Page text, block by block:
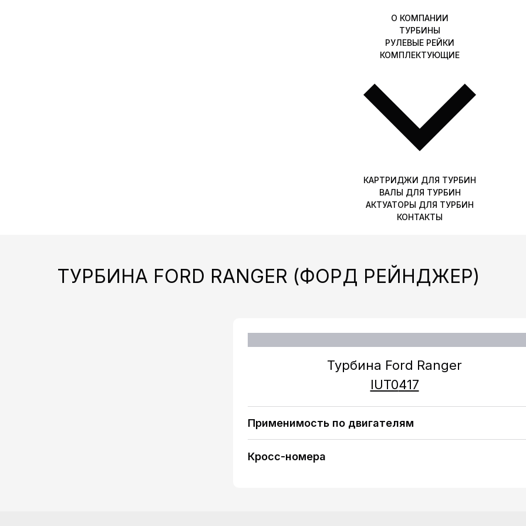
О КОМПАНИИ
ТУРБИНЫ
РУЛЕВЫЕ РЕЙКИ
КОМПЛЕКТУЮЩИЕ
КАРТРИДЖИ ДЛЯ ТУРБИН
ВАЛЫ ДЛЯ ТУРБИН
АКТУАТОРЫ ДЛЯ ТУРБИН
КОНТАКТЫ
ТУРБИНА FORD RANGER (ФОРД РЕЙНДЖЕР)
Турбина Ford Ranger
IUT0417
Применимость по двигателям
FORD RANGER (ES, ET) 2.5 TDCi 4x4 (2499 ccm / 4 Zyl. /
[WLAA]) 143 H/P (2006)
Кросс-номера